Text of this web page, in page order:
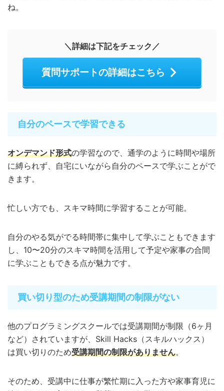
ね。
＼詳細は下記をチェック／
質問サポートの詳細はこちら
自分のペースで学習できる
オンデマンド形式の学習なので、通学のように時間や場所
に縛られず、自宅にいながら自分のペースで学ぶことがで
きます。
忙しい方でも、スキマ時間に学習することが可能。
自分のやる気がでる時間帯に集中して学ぶこともできます
し、10〜20分のスキマ時間を活用して予定や家事の合間
に学ぶこともできる点が魅力です。
買い切り型のため受講期間の制限がない
他のプログラミングスクールでは受講期間が制限（6ヶ月
など）されていますが、Skill Hacks（スキルハックス）
は買い切りのため受講期間の制限がありません。
そのため、受講中に仕事が繁忙期に入った方や家事育児に